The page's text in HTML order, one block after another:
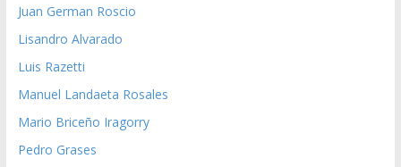
Juan German Roscio
Lisandro Alvarado
Luis Razetti
Manuel Landaeta Rosales
Mario Briceño Iragorry
Pedro Grases